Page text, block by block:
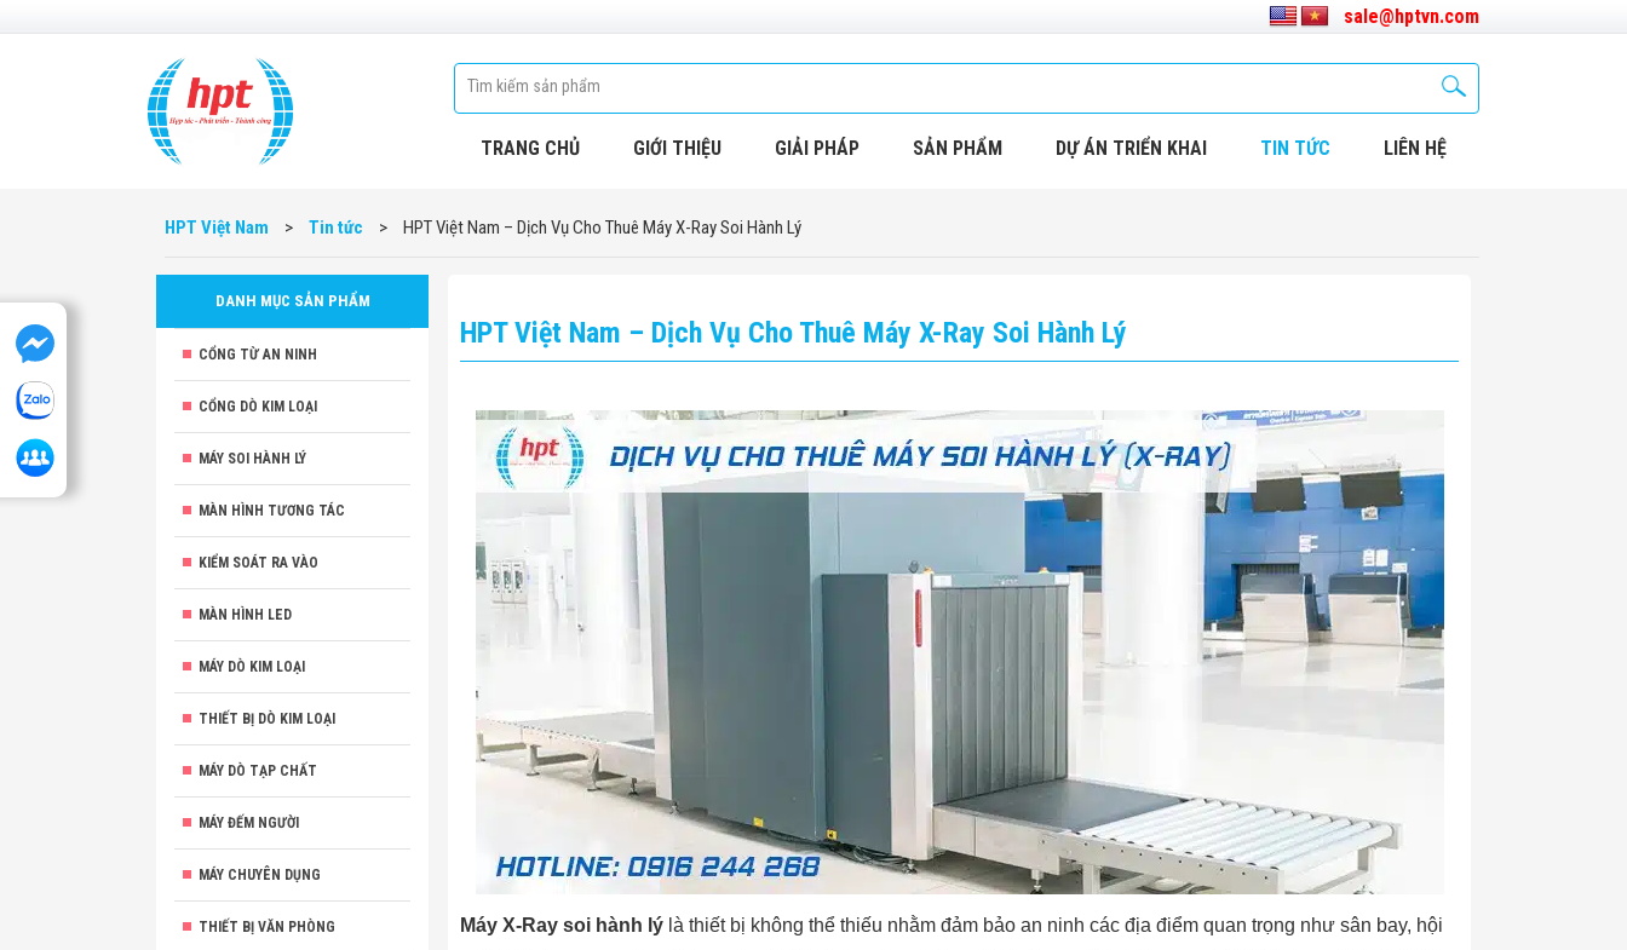
sale@hptvn.com
TRANG CHỦ GIỚI THIỆU GIẢI PHÁP SẢN PHẨM DỰ ÁN TRIỂN KHAI TIN TỨC LIÊN HỆ
HPT Việt Nam > Tin tức > HPT Việt Nam – Dịch Vụ Cho Thuê Máy X-Ray Soi Hành Lý
DANH MỤC SẢN PHẨM
CỔNG TỪ AN NINH
CỔNG DÒ KIM LOẠI
MÁY SOI HÀNH LÝ
MÀN HÌNH TƯƠNG TÁC
KIỂM SOÁT RA VÀO
MÀN HÌNH LED
MÁY DÒ KIM LOẠI
THIẾT BỊ DÒ KIM LOẠI
MÁY DÒ TẠP CHẤT
MÁY ĐẾM NGƯỜI
MÁY CHUYÊN DỤNG
THIẾT BỊ VĂN PHÒNG
HPT Việt Nam – Dịch Vụ Cho Thuê Máy X-Ray Soi Hành Lý
Máy X-Ray soi hành lý là thiết bị không thể thiếu nhằm đảm bảo an ninh các địa điểm quan trọng như sân bay, hội